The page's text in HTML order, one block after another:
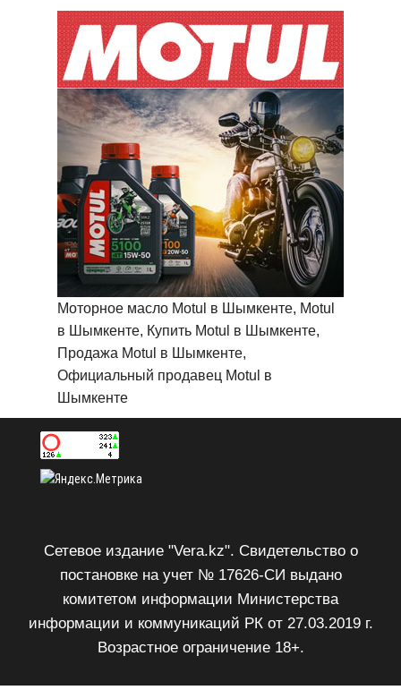
Моторное масло Motul в Шымкенте, Motul
в Шымкенте, Купить Motul в Шымкенте,
Продажа Motul в Шымкенте,
Официальный продавец Motul в
Шымкенте
Сетевое издание "Vera.kz". Свидетельство о
постановке на учет № 17626-СИ выдано
комитетом информации Министерства
информации и коммуникаций РК от 27.03.2019 г.
Возрастное ограничение 18+.